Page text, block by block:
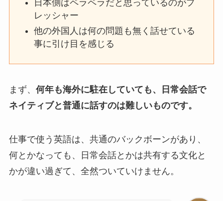
日本側はペラペラだと思っているのがプ
レッシャー
他の外国人は何の問題も無く話せている
事に引け目を感じる
まず、 何年も海外に駐在していても、日常会話で
ネイティブと普通に話すのは難しいものです。
仕事で使う英語は、共通のバックボーンがあり、
何とかなっても、日常会話とかは共有する文化と
かが違い過ぎて、全然ついていけません。